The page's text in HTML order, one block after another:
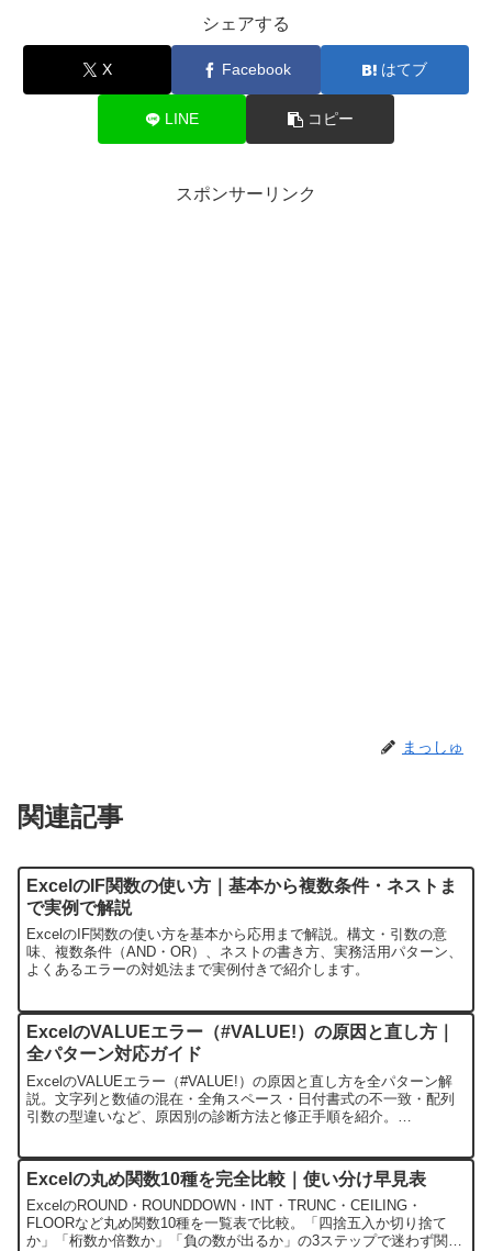
シェアする
X Facebook はてブ
LINE コピー
スポンサーリンク
まっしゅ
関連記事
ExcelのIF関数の使い方｜基本から複数条件・ネストま
で実例で解説
ExcelのIF関数の使い方を基本から応用まで解説。構文・引数の意
味、複数条件（AND・OR）、ネストの書き方、実務活用パターン、
よくあるエラーの対処法まで実例付きで紹介します。
ExcelのVALUEエラー（#VALUE!）の原因と直し方｜
全パターン対応ガイド
ExcelのVALUEエラー（#VALUE!）の原因と直し方を全パターン解
説。文字列と数値の混在・全角スペース・日付書式の不一致・配列
引数の型違いなど、原因別の診断方法と修正手順を紹介。
Excelの丸め関数10種を完全比較｜使い分け早見表
ExcelのROUND・ROUNDDOWN・INT・TRUNC・CEILING・
FLOORなど丸め関数10種を一覧表で比較。「四捨五入か切り捨て
か」「桁数か倍数か」「負の数が出るか」の3ステップで迷わず関数